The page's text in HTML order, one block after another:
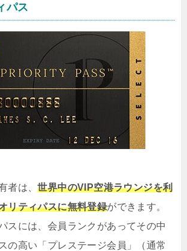
パス
者は、世界中のVIP空港ラウンジを利
リティパスに無料登録ができます。
スには、会員ランクがあってその中
の高い「プレステージ会員」（通常